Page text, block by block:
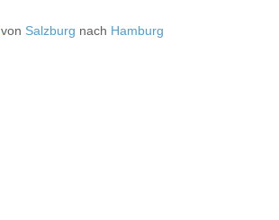
von Salzburg nach Hamburg